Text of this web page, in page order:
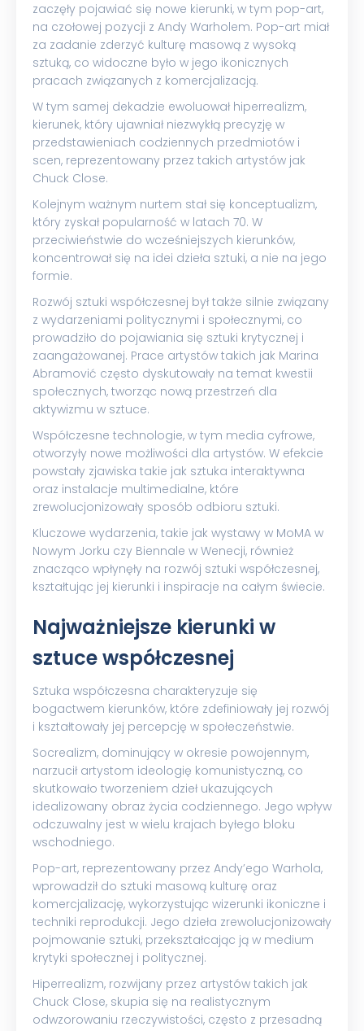
zaczęły pojawiać się nowe kierunki, w tym pop-art,
na czołowej pozycji z Andy Warholem. Pop-art miał
za zadanie zderzyć kulturę masową z wysoką
sztuką, co widoczne było w jego ikonicznych
pracach związanych z komercjalizacją.
W tym samej dekadzie ewoluował hiperrealizm,
kierunek, który ujawniał niezwykłą precyzję w
przedstawieniach codziennych przedmiotów i
scen, reprezentowany przez takich artystów jak
Chuck Close.
Kolejnym ważnym nurtem stał się konceptualizm,
który zyskał popularność w latach 70. W
przeciwieństwie do wcześniejszych kierunków,
koncentrował się na idei dzieła sztuki, a nie na jego
formie.
Rozwój sztuki współczesnej był także silnie związany
z wydarzeniami politycznymi i społecznymi, co
prowadziło do pojawiania się sztuki krytycznej i
zaangażowanej. Prace artystów takich jak Marina
Abramović często dyskutowały na temat kwestii
społecznych, tworząc nową przestrzeń dla
aktywizmu w sztuce.
Współczesne technologie, w tym media cyfrowe,
otworzyły nowe możliwości dla artystów. W efekcie
powstały zjawiska takie jak sztuka interaktywna
oraz instalacje multimedialne, które
zrewolucjonizowały sposób odbioru sztuki.
Kluczowe wydarzenia, takie jak wystawy w MoMA w
Nowym Jorku czy Biennale w Wenecji, również
znacząco wpłynęły na rozwój sztuki współczesnej,
kształtując jej kierunki i inspiracje na całym świecie.
Najważniejsze kierunki w
sztuce współczesnej
Sztuka współczesna charakteryzuje się
bogactwem kierunków, które zdefiniowały jej rozwój
i kształtowały jej percepcję w społeczeństwie.
Socrealizm, dominujący w okresie powojennym,
narzucił artystom ideologię komunistyczną, co
skutkowało tworzeniem dzieł ukazujących
idealizowany obraz życia codziennego. Jego wpływ
odczuwalny jest w wielu krajach byłego bloku
wschodniego.
Pop-art, reprezentowany przez Andy’ego Warhola,
wprowadził do sztuki masową kulturę oraz
komercjalizację, wykorzystując wizerunki ikoniczne i
techniki reprodukcji. Jego dzieła zrewolucjonizowały
pojmowanie sztuki, przekształcając ją w medium
krytyki społecznej i politycznej.
Hiperrealizm, rozwijany przez artystów takich jak
Chuck Close, skupia się na realistycznym
odwzorowaniu rzeczywistości, często z przesadną